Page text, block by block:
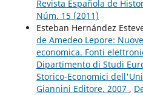
Revista Española de
Núm. 15 (2011)
Esteban Hernández
de Amedeo Lepore:
economica. Fonti
Dipartimento di Studi
Storico-Economici
Giannini Editore, 2007 ,